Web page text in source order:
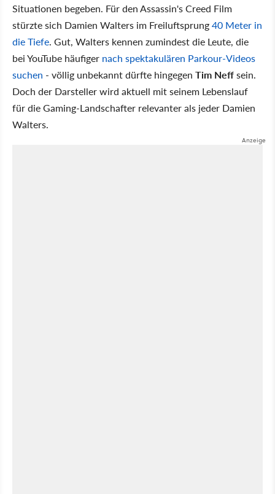
Situationen begeben. Für den Assassin's Creed Film
stürzte sich Damien Walters im Freiluftsprung40 Meter in
die Tiefe. Gut, Walters kennen zumindest die Leute, die
bei YouTube häufiger nach spektakulären Parkour-Videos
suchen - völlig unbekannt dürfte hingegen Tim Neffsein.
Doch der Darsteller wird aktuell mit seinem Lebenslauf
für die Gaming-Landschafter relevanter als jeder Damien
Walters.